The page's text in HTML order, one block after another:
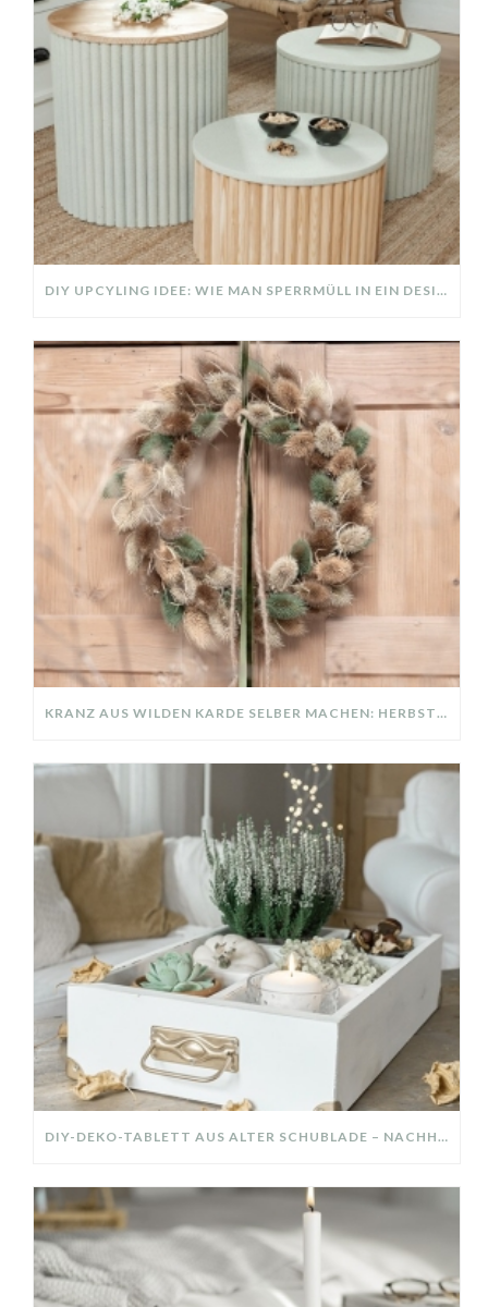
DIY UPCYLING IDEE: WIE MAN SPERRMÜLL IN EIN DESIGNER TEIL VERWANDELT
KRANZ AUS WILDEN KARDE SELBER MACHEN: HERBSTDEKO GANZ EINFACH
DIY-DEKO-TABLETT AUS ALTER SCHUBLADE – NACHHALTIGE HERBSTDEKO SELBER MACHEN!